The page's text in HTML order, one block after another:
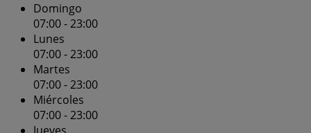
Domingo
07:00 - 23:00
Lunes
07:00 - 23:00
Martes
07:00 - 23:00
Miércoles
07:00 - 23:00